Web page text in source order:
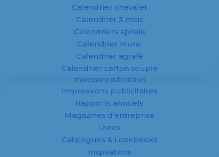
Calendrier chevalet
Calendrier 3 mois
Calendriers spirale
Calendrier Mural
Calendrier agrafé
Calendrier carton souple
Impressions publicitaires
Impressions publicitaires
Rapports annuels
Magazines d’entreprise
Livres
Catalogues & Lookbooks
Inspirations
Objets
publicitaires
personnalisés